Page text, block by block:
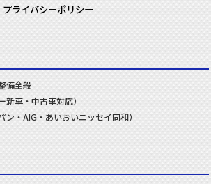
プライバシーポリシー
備全般
新車・中古車対応）
ン・AIG・あいおいニッセイ同和）